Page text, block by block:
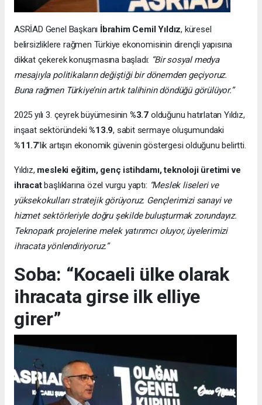
ASRİAD Genel Başkanı İbrahim Cemil Yıldız, küresel
belirsizliklere rağmen Türkiye ekonomisinin dirençli yapısına
dikkat çekerek konuşmasına başladı: “Bir sosyal medya
mesajıyla politikaların değiştiği bir dönemden geçiyoruz.
Buna rağmen Türkiye’nin artık talihinin döndüğü görülüyor.”
2025 yılı 3. çeyrek büyümesinin %3.7 olduğunu hatırlatan Yıldız,
inşaat sektöründeki%13.9, sabit sermaye oluşumundaki
%11.7’lik artışın ekonomik güvenin göstergesi olduğunu belirtti.
Yıldız, mesleki eğitim, genç istihdamı, teknoloji üretimi ve
ihracatbaşlıklarına özel vurgu yaptı: “Meslek liseleri ve
yüksekokulları stratejik görüyoruz. Gençlerimizi sanayi ve
hizmet sektörleriyle doğru şekilde buluşturmak zorundayız.
Teknopark projelerine melek yatırımcı oluyor, üyelerimizi
ihracata yönlendiriyoruz.”
Soba: “Kocaeli ülke olarak
ihracata girse ilk elliye
girer”